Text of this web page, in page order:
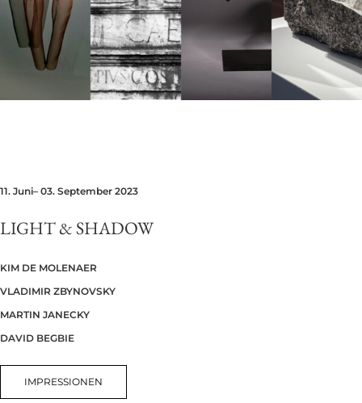
11. Juni– 03. September 2023
LIGHT & SHADOW
KIM DE MOLENAER
VLADIMIR ZBYNOVSKY
MARTIN JANECKY
DAVID BEGBIE
IMPRESSIONEN